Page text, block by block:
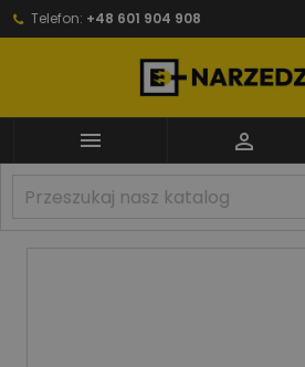
Telefon: +48 601 904 908
 